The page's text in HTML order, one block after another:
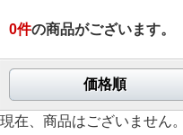
0件の商品がございます。
価格順
現在、商品はございません。